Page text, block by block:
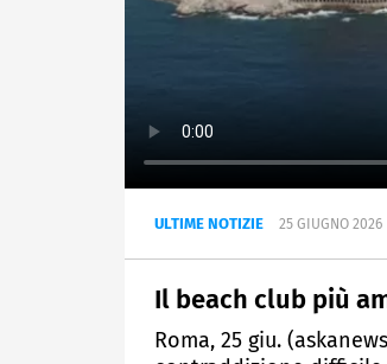
ULTIME NOTIZIE 25 GIUGNO 2026
Il beach club più
Roma, 25 giu.